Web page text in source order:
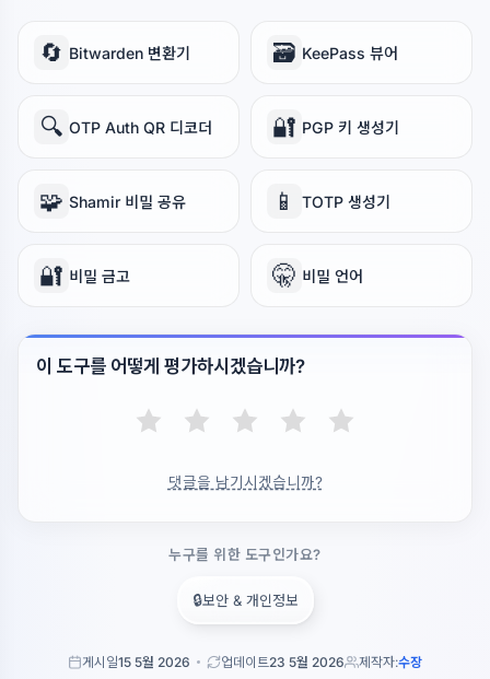
🔄 Bitwarden 변환기 🗃️ KeePass 뷰어
🔍 OTP Auth QR 디코더 🔐 PGP 키 생성기
🧩 Shamir 비밀 공유 📱 TOTP 생성기
🔐 비밀 금고 🤫 비밀 언어
이 도구를 어떻게 평가하시겠습니까?
댓글을 남기시겠습니까?
누구를 위한 도구인가요?
🔒보안 & 개인정보
게시일15 5월 2026 업데이트23 5월 2026 제작자:수장